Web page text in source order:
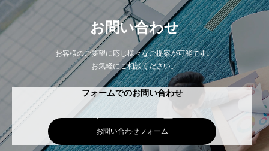
お問い合わせ
お客様のご要望に応じ様々なご提案が可能です。
お気軽にご相談ください。
フォームでのお問い合わせ
お問い合わせフォーム